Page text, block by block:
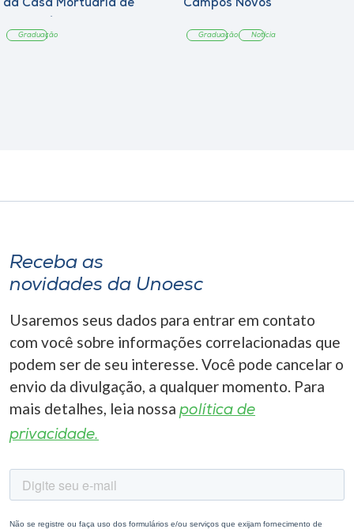
da Casa Mortuária de
Graduação
Campos Novos
Graduação Notícia
Receba as
novidades da Unoesc
Usaremos seus dados para entrar em contato
com você sobre informações correlacionadas que
podem ser de seu interesse. Você pode cancelar o
envio da divulgação, a qualquer momento. Para
mais detalhes, leia nossa política de
privacidade.